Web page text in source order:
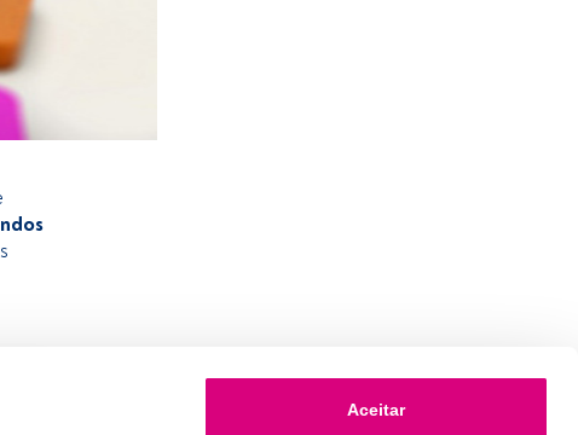
Aceitar
já